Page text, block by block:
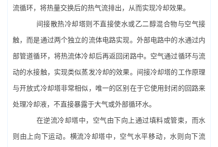
流循环，将热量交换后的热气流排出，从而实现冷却效果。
间接散热冷却塔则不直接使水或乙二醇混合物与空气接
触，而是通过两个独立的流体电路实现。外部电路中的水通过内
部管道循环，将热流体冷却后再返回闭路中。空气通过循环与流
动的水接触，实现类似蒸发冷却的效果。间接冷却塔的工作原理
与开放式冷却塔非常相似，唯一的区别在于它使用封闭的回路来
处理冷却液，不直接暴露于大气或外部循环水。
在逆流冷却塔中，空气由下向上通过填料或管束，而水
则由上向下运动。 横流冷却塔中，空气水平移动，水则向下流